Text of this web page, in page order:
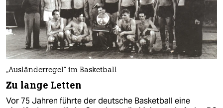
„Ausländerregel“ im Basketball
Zu lange Letten
Vor 75 Jahren führte der deutsche Basketball eine